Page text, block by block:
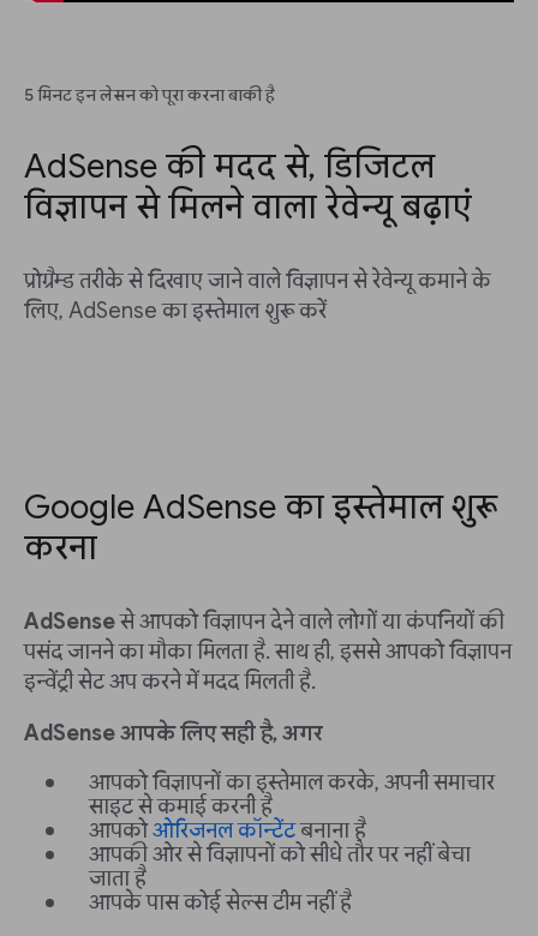
5 मिनट इन लेसन को पूरा करना बाकी है
AdSense की मदद से, डिजिटल
विज्ञापन से मिलने वाला रेवेन्यू बढ़ाएं
प्रोग्रैम्ड तरीके से दिखाए जाने वाले विज्ञापन से रेवेन्यू कमाने के
लिए, AdSense का इस्तेमाल शुरू करें
Google AdSense का इस्तेमाल शुरू
करना
AdSenseसे आपको विज्ञापन देने वाले लोगों या कंपनियों की
पसंद जानने का मौका मिलता है. साथ ही, इससे आपको विज्ञापन
इन्वेंट्री सेट अप करने में मदद मिलती है.
AdSense आपके लिए सही है, अगर
आपको विज्ञापनों का इस्तेमाल करके, अपनी समाचार
साइट से कमाई करनी है
आपकोओरिजनल कॉन्टेंटबनाना है
आपकी ओर से विज्ञापनों को सीधे तौर पर नहीं बेचा
जाता है
आपके पास कोई सेल्स टीम नहीं है